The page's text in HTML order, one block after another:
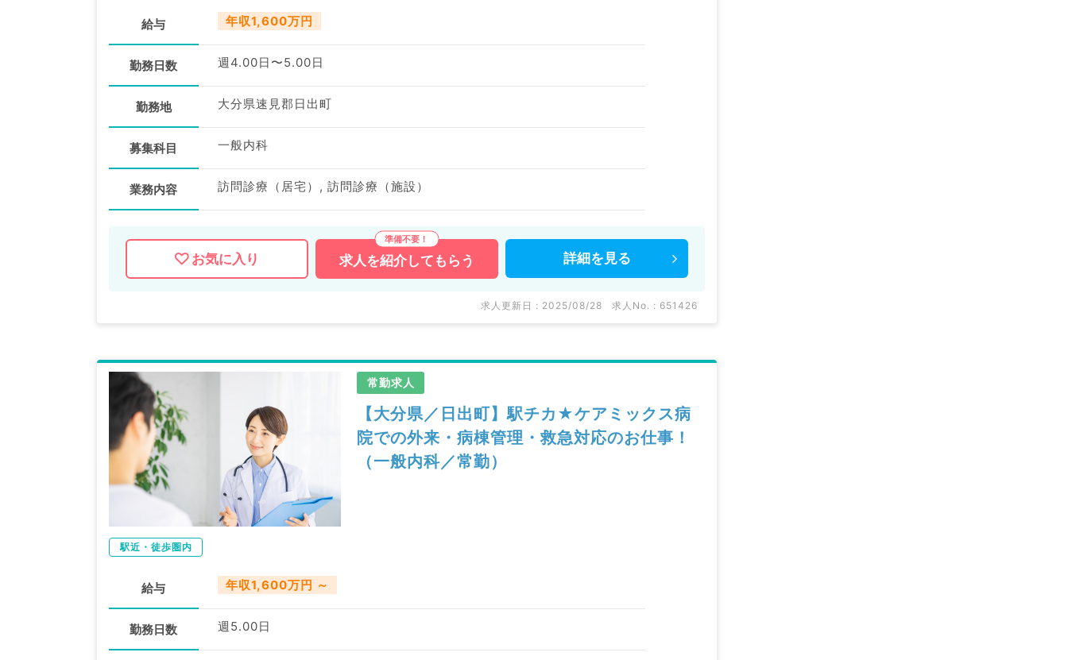
給与 年収1,600万円
勤務日数 週4.00日〜5.00日
勤務地 大分県速見郡日出町
募集科目 一般内科
業務内容 訪問診療（居宅）, 訪問診療（施設）
お気に入り 求人を紹介してもらう 詳細を 見る
求人更新日 : 2025/08/28 求人No. : 651426
常勤求人
【大分県／日出町】駅チカ★ケアミックス病
院での外来・病棟管理・救急対応のお仕事！
（一般内科／常勤）
駅近・徒歩圏内
給与 年収1,600万円 ～
勤務日数 週5.00日